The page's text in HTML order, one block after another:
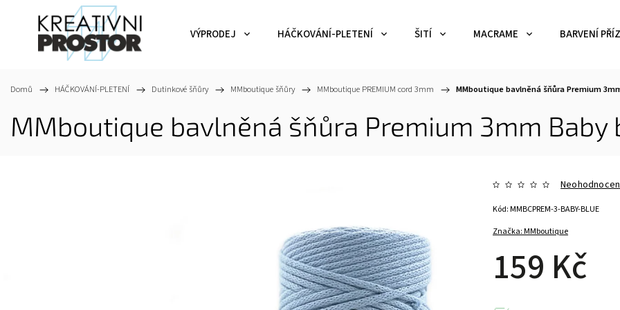
VÝPRODEJ HÁČKOVÁNÍ-PLETENÍ ŠITÍ MACRAME BARVENÍ
Domů / HÁČKOVÁNÍ-PLETENÍ / Dutinkové šňůry / MMboutique šňůry / MMboutique PREMIUM cord 3mm / MMboutique bavlněná šňůra Premium
MMboutique bavlněná šňůra Premium 3mm Baby
Značka:MMboutique
159 Kč
Kód:MMBCPREM-3-BABY-BLUE